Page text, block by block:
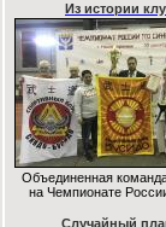
Из истории
Объединенная
на Чемпионате
Случайный